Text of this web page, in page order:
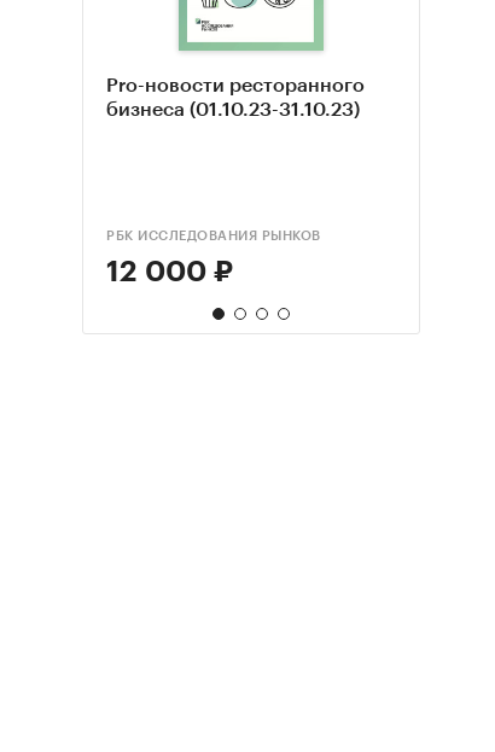
Pro-новости ресторанного
бизнеса (01.10.23-31.10.23)
РБК ИССЛЕДОВАНИЯ РЫНКОВ
12 000 ₽